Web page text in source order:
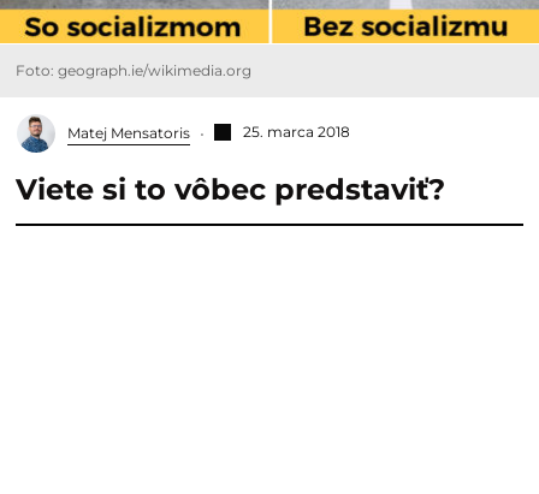
Foto: geograph.ie/wikimedia.org
Matej Mensatoris 25. marca 2018
Viete si to vôbec predstaviť?